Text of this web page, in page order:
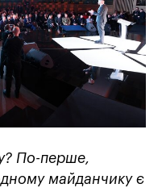
По-перше,
майданчику є